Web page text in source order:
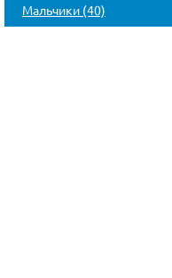
Мальчики (40)